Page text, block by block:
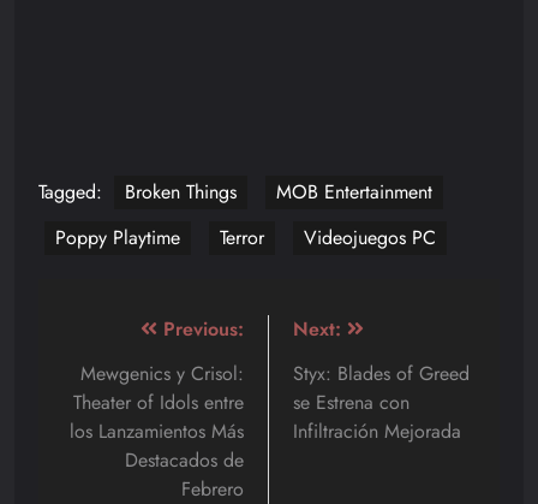
Tagged: Broken Things
MOB Entertainment
Poppy Playtime
Terror Videojuegos PC
Navegación
de
entradas
Previous:
Mewgenics y Crisol:
Theater of Idols entre
los Lanzamientos Más
Destacados de
Febrero
Next:
Styx: Blades of Greed
se Estrena con
Infiltración Mejorada